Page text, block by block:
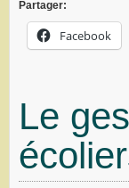
Partager:
Facebook
Le